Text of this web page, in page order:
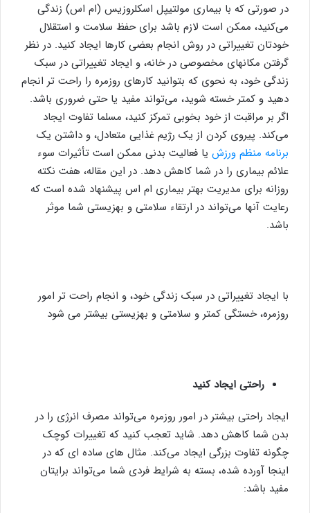
در صورتی که با بیماری مولتیپل اسکلروزیس (ام اس) زندگی
می‌کنید، ممکن است لازم باشد برای حفظ سلامت و استقلال
خودتان تغییراتی در روش انجام بعضی کارها ایجاد کنید. در نظر
گرفتن مکانهای مخصوصی در خانه، و ایجاد تغییراتی در سبک
زندگی خود، به نحوی که بتوانید کارهای روزمره را راحت تر انجام
دهید و کمتر خسته شوید، می‌تواند مفید یا حتی ضروری باشد.
اگر بر مراقبت از خود بخوبی تمرکز کنید، مسلما تفاوت ایجاد
می‌کند. پیروی کردن از یک رژیم غذایی متعادل، و داشتن یک
برنامه منظم ورزش یا فعالیت بدنی ممکن است تأثیرات سوء
علائم بیماری را در شما کاهش دهد. در این مقاله، هفت نکته
روزانه برای مدیریت بهتر بیماری ام اس پیشنهاد شده است که
رعایت آنها می‌تواند در ارتقاء سلامتی و بهزیستی شما موثر
باشد.
با ایجاد تغییراتی در سبک زندگی خود، و انجام راحت تر امور
روزمره، خستگی کمتر و سلامتی و بهزیستی بیشتر می شود
راحتی ایجاد کنید
ایجاد راحتی بیشتر در امور روزمره می‌تواند مصرف انرژی را در
بدن شما کاهش دهد. شاید تعجب کنید که تغییرات کوچک
چگونه تفاوت بزرگی ایجاد می‌کند. مثال های ساده ای که در
اینجا آورده شده، بسته به شرایط فردی شما می‌تواند برایتان
مفید باشد: